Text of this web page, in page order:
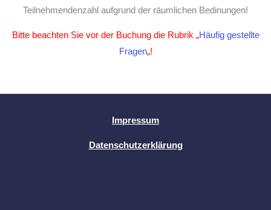
Teilnehmendenzahl aufgrund der räumlichen Bedinungen!
Bitte beachten Sie vor der Buchung die Rubrik „Häufig gestellte
Fragen„!
Impressum
Datenschutzerklärung